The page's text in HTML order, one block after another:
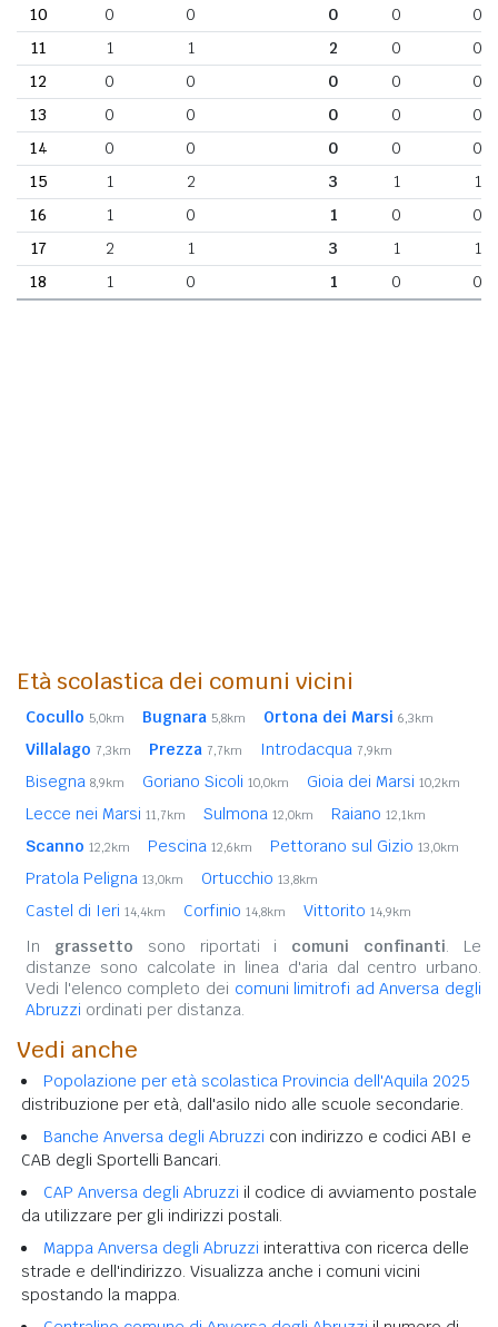
10
0 0 0 0
0
11
1 1 2 0
0
12
0 0 0 0
0
13
0 0 0 0
0
14
0 0 0 0
0
15
1 2 3 1
1
16
1 0 1 0
0
17
2 1 3 1
1
18
1 0 1 0 0
Età scolastica dei comuni vicini
Cocullo 5,0km Bugnara 5,8km Ortona dei Marsi 6,3km
Villalago 7,3km Prezza 7,7km Introdacqua 7,9km
Bisegna 8,9km Goriano Sicoli 10,0km Gioia dei Marsi 10,2km
Lecce nei Marsi 11,7km Sulmona 12,0km Raiano 12,1km
Scanno 12,2km Pescina 12,6km Pettorano sul Gizio 13,0km
Pratola Peligna 13,0km Ortucchio 13,8km
Castel di Ieri 14,4km Corfinio 14,8km Vittorito 14,9km
In grassetto sono riportati i comuni confinanti. Le
distanze sono calcolate in linea d'aria dal centro urbano.
Vedi l'elenco completo dei comuni limitrofi ad Anversa degli
Abruzzi ordinati per distanza.
Vedi anche
Popolazione per età scolastica Provincia dell'Aquila 2025
distribuzione per età, dall'asilo nido alle scuole secondarie.
Banche Anversa degli Abruzzi con indirizzo e codici ABI e
CAB degli Sportelli Bancari.
CAP Anversa degli Abruzzi il codice di avviamento postale
da utilizzare per gli indirizzi postali.
Mappa Anversa degli Abruzzi interattiva con ricerca delle
strade e dell'indirizzo. Visualizza anche i comuni vicini
spostando la mappa.